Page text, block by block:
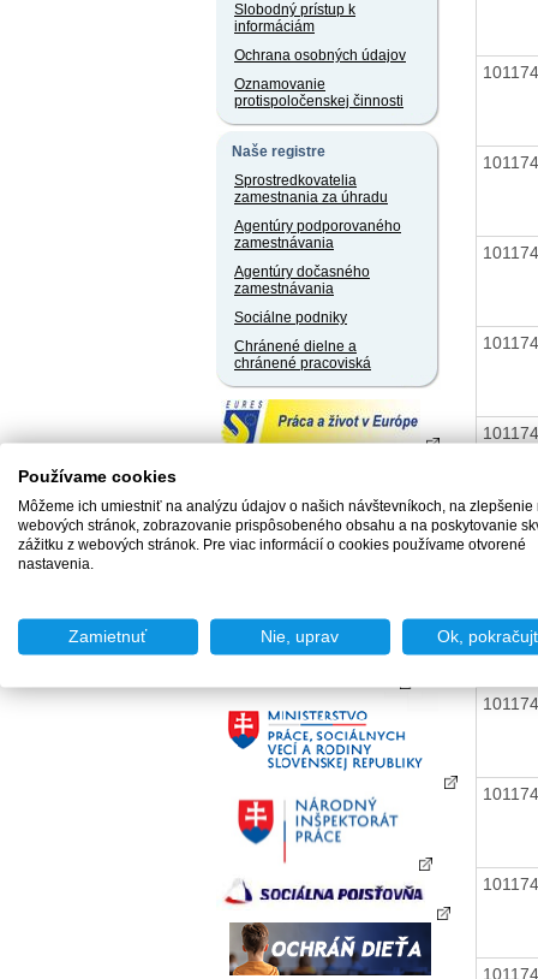
Slobodný prístup k
informáciám
Ochrana osobných údajov
Oznamovanie
protispoločenskej činnosti
Naše registre
Sprostredkovatelia
zamestnania za úhradu
Agentúry podporovaného
zamestnávania
Agentúry dočasného
zamestnávania
Sociálne podniky
Chránené dielne a
chránené pracoviská
Používame cookies
Môžeme ich umiestniť na analýzu údajov o našich návštevníkoch, na zlepšenie
webových stránok, zobrazovanie prispôsobeného obsahu a na poskytovanie
zážitku z webových stránok. Pre viac informácií o cookies používame otvorené
nastavenia.
Zamietnuť Nie, uprav Ok,